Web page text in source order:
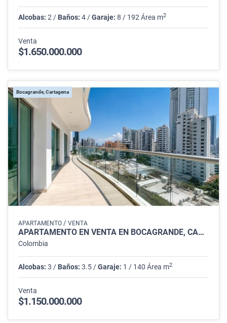
Alcobas: 2 / Baños: 4 /Garaje: 8 / 192 Área m2
Venta
$1.650.000.000
Bocagrande, Cartagena
APARTAMENTO / VENTA
APARTAMENTO EN VENTA EN BOCAGRANDE, CARTAGENA
Colombia
Alcobas: 3 / Baños: 3.5 /Garaje: 1 / 140 Área m2
Venta
$1.150.000.000